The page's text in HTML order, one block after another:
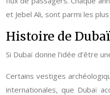
et Jebel Ali, sont parmi les
Histoire de Dubaï
Si Dubaï donne l’idée d’être
Certains vestiges
internationales, que Dubaï